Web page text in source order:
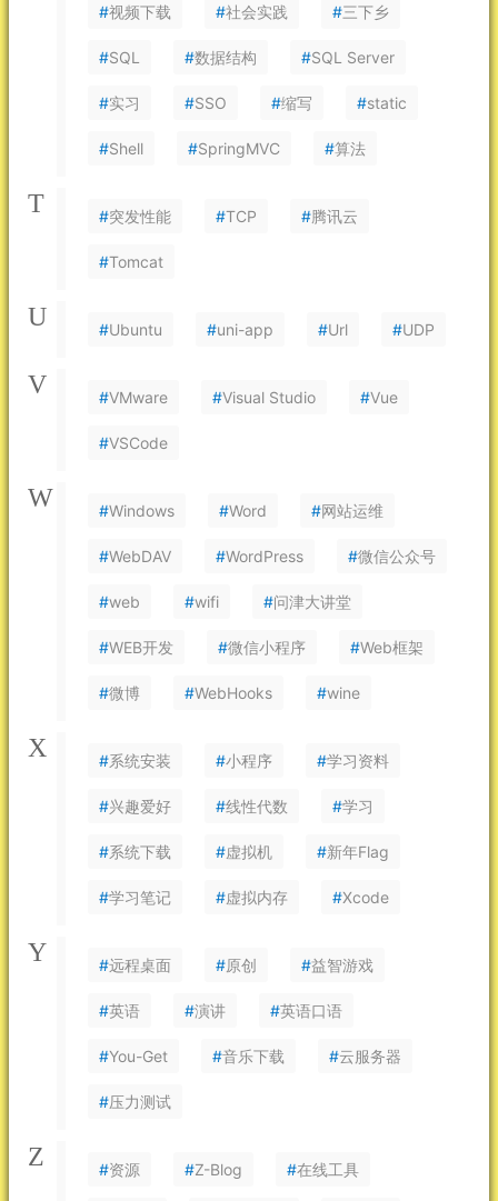
#视频下载 #社会实践 #三下乡
#SQL #数据结构 #SQL Server
#实习 #SSO #缩写 #static
#Shell #SpringMVC #算法
T #突发性能 #TCP #腾讯云
#Tomcat
U #Ubuntu #uni-app #Url #UDP
V #VMware #Visual Studio #Vue
#VSCode
W #Windows #Word #网站运维
#WebDAV #WordPress #微信公众号
#web #wifi #问津大讲堂
#WEB开发 #微信小程序 #Web框架
#微博 #WebHooks #wine
X #系统安装 #小程序 #学习资料
#兴趣爱好 #线性代数 #学习
#系统下载 #虚拟机 #新年Flag
#学习笔记 #虚拟内存 #Xcode
Y #远程桌面 #原创 #益智游戏
#英语 #演讲 #英语口语
#You-Get #音乐下载 #云服务器
#压力测试
Z #资源 #Z-Blog #在线工具